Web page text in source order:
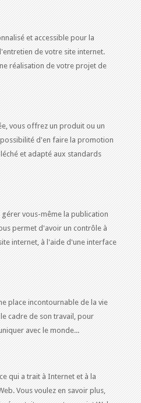
et accessible pour la
de votre site internet.
réalisation de votre projet de
vous offrez un produit ou un
d'en faire la promotion
et adapté aux standards
vous-même la publication
permet d'avoir un contrôle à
internet, à l'aide d'une interface
place incontournable de la vie
cadre de son travail, pour
avec le monde...
qui a trait à Internet et à la
Vous voulez en savoir plus,